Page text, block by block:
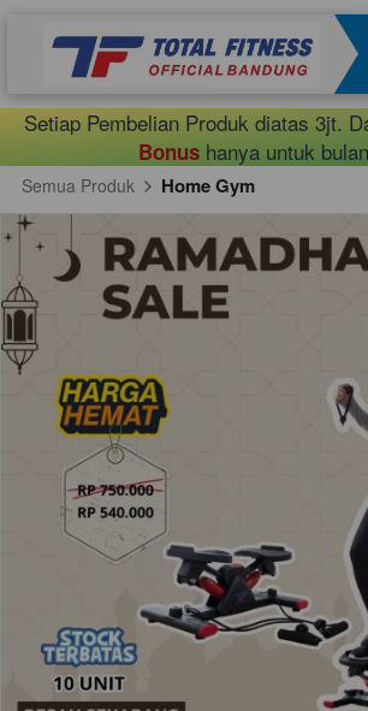
Setiap Pembelian Produk diatas 3jt.
Bonus hanya untuk
Semua Produk Home Gym